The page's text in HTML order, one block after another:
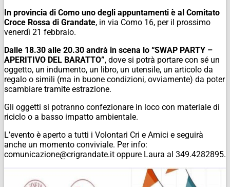
In provincia di Como uno degli appuntamenti è al Comitato
Croce Rossa di Grandate, in via Como 16, per il prossimo
venerdì 21 febbraio.
Dalle 18.30 alle 20.30 andrà in scena lo “SWAP PARTY –
APERITIVO DEL BARATTO”, dove si potrà portare con sé un
oggetto, un indumento, un libro, un utensile, un articolo da
regalo o simili (ma in buone condizioni, ovviamente) da poter
scambiare tramite estrazione.
Gli oggetti si potranno confezionare in loco con materiale di
riciclo o a basso impatto ambientale.
L’evento è aperto a tutti i Volontari Cri e Amici e seguirà
anche un momento conviviale. Per info:
comunicazione@crigrandate.it oppure Laura al 349.4282895.